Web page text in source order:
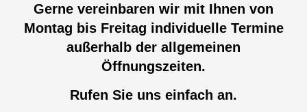
Gerne vereinbaren wir mit Ihnen von
Montag bis Freitag individuelle Termine
außerhalb der allgemeinen
Öffnungszeiten.
Rufen Sie uns einfach an.